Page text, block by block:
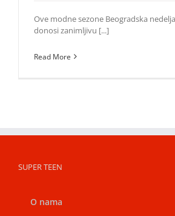
Ove modne sezone Beogradska
donosi zanimljivu [...]
Read More
SUPER TEEN
O nama